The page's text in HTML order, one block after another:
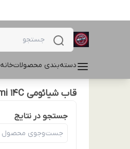
دسته‌بندی محصولاتخانه
قاب شیائومی Redmi 14C نگین دار
جستجو در نتایج